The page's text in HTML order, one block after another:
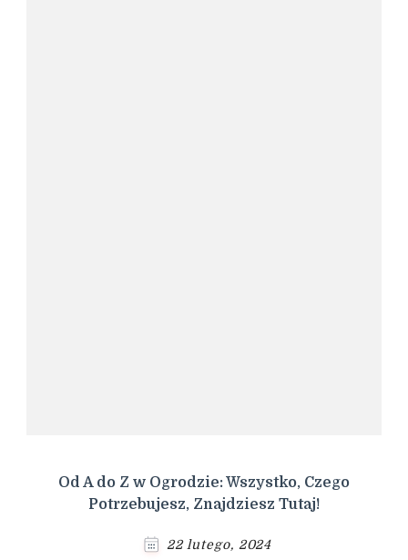
Od A do Z w Ogrodzie: Wszystko, Czego
Potrzebujesz, Znajdziesz Tutaj!
22 lutego, 2024